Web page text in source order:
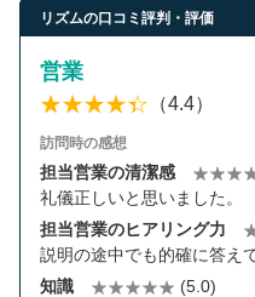
リズムの口コミ評判・評価
営業
（4.4）
訪問時の感想
担当営業の清潔感
礼儀正しいと思いました。
担当営業のヒアリング力
説明の途中でも的確に答え
知識
(5.0)